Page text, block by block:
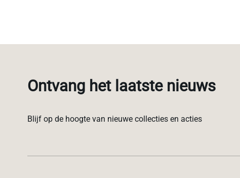
Ontvang het laatste nieuws
Blijf op de hoogte van nieuwe collecties en acties